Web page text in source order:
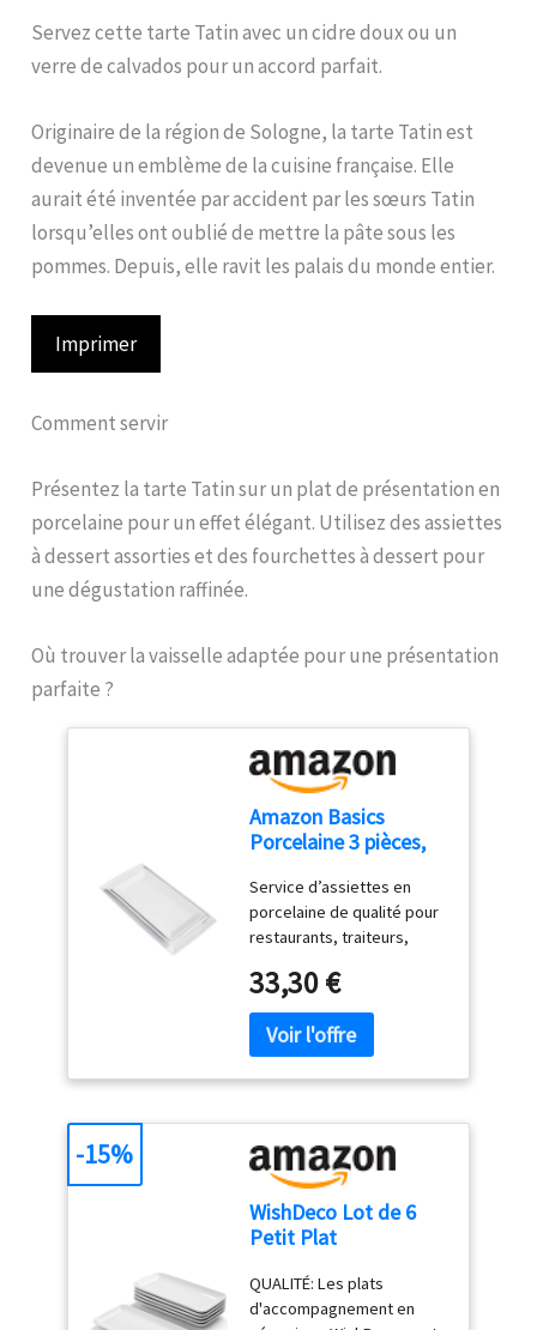
Servez cette tarte Tatin avec un cidre doux ou un
verre de calvados pour un accord parfait.
Originaire de la région de Sologne, la tarte Tatin est
devenue un emblème de la cuisine française. Elle
aurait été inventée par accident par les sœurs Tatin
lorsqu’elles ont oublié de mettre la pâte sous les
pommes. Depuis, elle ravit les palais du monde entier.
Imprimer
Comment servir
Présentez la tarte Tatin sur un plat de présentation en
porcelaine pour un effet élégant. Utilisez des assiettes
à dessert assorties et des fourchettes à dessert pour
une dégustation raffinée.
Où trouver la vaisselle adaptée pour une présentation
parfaite ?
Amazon Basics
Porcelaine 3 pièces,
apéritif, dîner,
dessert, 33.02 cm,28
cm, 26 cm, Blanc
Service d’assiettes en
porcelaine de qualité pour
restaurants, traiteurs,
quotidienne sans plomb,
résistent à des
températures allant jusqu’à
1300°; passent au four, au
micro-ondes et au
renforcées Couleur
blanche pour un look
propre, intemporel qui
s’assortit à une grande
de styles Empilables pour
un rangement facile;
33,30 €
WishDeco Lot de 6
Petit Plat
Assiette Blanche
23x12 cm, Plat
QUALITÉ: Les plats
d'accompagnement en
-15%